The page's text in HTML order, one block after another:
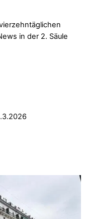
in der 2. Säule